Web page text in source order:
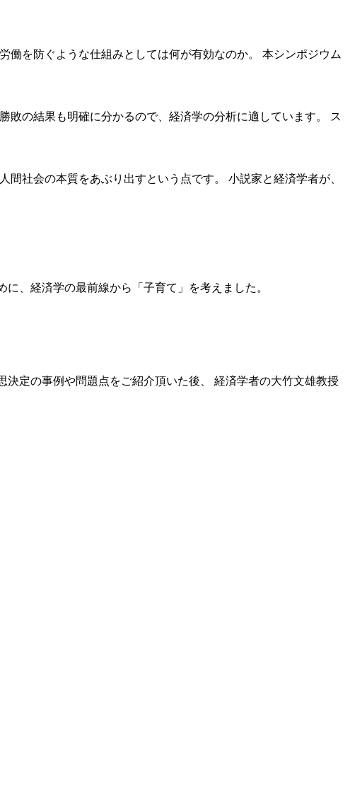
を防ぐような仕組みとしては何が有効なのか。 本シンポジウム
の結果も明確に分かるので、経済学の分析に適しています。 ス
社会の本質をあぶり出すという点です。 小説家と経済学者が、
、経済学の最前線から「子育て」を考えました。
定の事例や問題点をご紹介頂いた後、 経済学者の大竹文雄教授